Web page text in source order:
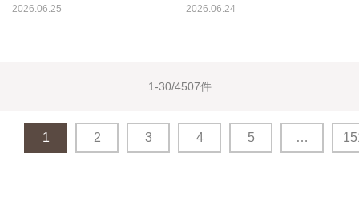
2026.06.25
2026.06.24
1-30/4507件
1 2 3 4 5 …